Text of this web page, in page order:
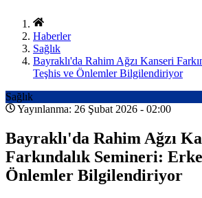
Haberler
Sağlık
Bayraklı'da Rahim Ağzı Kanseri
Teşhis ve Önlemler Bilgilendiriyor
Sağlık
Yayınlanma: 26 Şubat 2026 - 02:00
Bayraklı'da Rahim Ağzı
Farkındalık Semineri:
Önlemler Bilgilendiriyor